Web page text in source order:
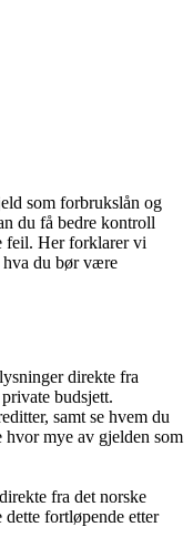
som forbrukslån og
du få bedre kontroll
feil. Her forklarer vi
hva du bør være
direkte fra
budsjett.
samt se hvem du
mye av gjelden som
fra det norske
fortløpende etter